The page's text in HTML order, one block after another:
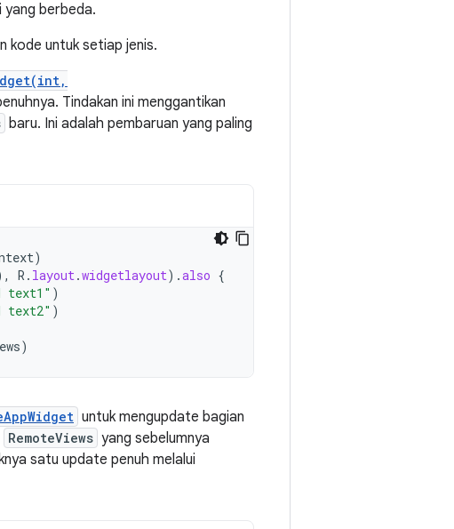
berbeda.
kode untuk setiap jenis.
Tindakan ini menggantikan
baru. Ini adalah pembaruan yang paling
)
R . layout.widgetlayout).also {
text1" )
text2" )
)
untuk mengupdate bagian
RemoteViews yang sebelumnya
satu update penuh melalui